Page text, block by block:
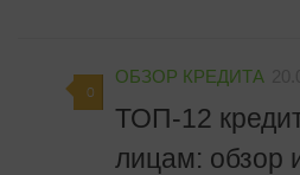
0
ОБЗОР КРЕДИТА
ТОП-12
лицам: обзор